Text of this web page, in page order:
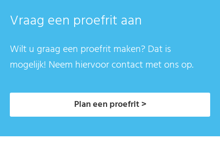
Vraag een proefrit aan
Wilt u graag een proefrit maken? Dat is
mogelijk! Neem hiervoor contact met ons op.
Plan een proefrit >